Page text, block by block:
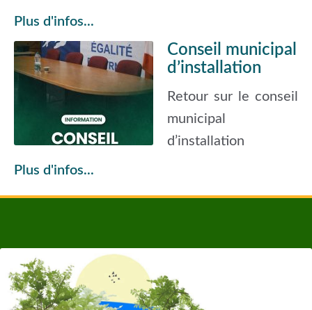
Plus d'infos...
Conseil municipal
d’installation
Retour sur le conseil
municipal
d’installation
Plus d'infos...